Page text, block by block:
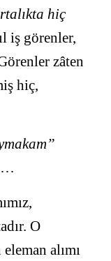
hiç
iş görenler,
zâten
hiç,
O
alımı